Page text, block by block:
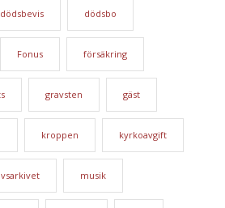
dödsbevis dödsbo
Fonus försäkring
gravsten gäst
kroppen kyrkoavgift
musik